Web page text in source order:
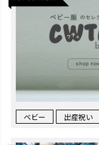
ベビー 出産祝い